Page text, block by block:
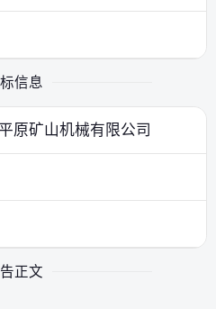
信息
原矿山机械有限公司
正文